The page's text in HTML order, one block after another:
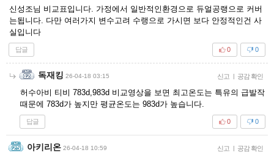
신성조님 비교표입니다. 가정에서 일반적인환경으로 듀얼공랭으로 커버
는됩니다. 다만 여러가지 변수고려 수랭으로 가시면 보다 안정적인건 사
실입니다
답글 0
0
독재킹 26-04-18 03:15 신고 | 공감 확인
허수아비 티비 783d,983d 비교영상을 보면 최고온도는 특유의 급발작
때문에 783d가 높지만 평균온도는 983d가 높습니다.
답글 0
0
아키리온 26-04-18 10:59 신고 | 공감 확인